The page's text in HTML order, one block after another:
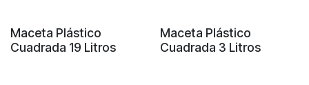
Maceta Plástico
Cuadrada 19 Litros
Maceta Plástico
Cuadrada 3 Litros